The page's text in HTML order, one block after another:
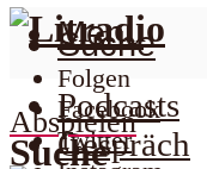
Folgen
Facebook
Twitter
Menu
Suche
Suche
Podcasts
Gespräch
Abspielen